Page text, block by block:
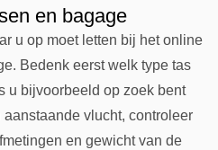
en bagage
u op moet letten bij het online
Bedenk eerst welk type tas
u bijvoorbeeld op zoek bent
vlucht, controleer
en gewicht van de